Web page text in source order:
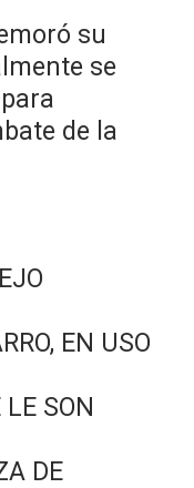
su
se
de la
EN USO
LE SON
DE